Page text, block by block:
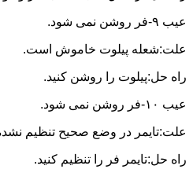
عیب ۹-فر روشن نمی شود.
علت:شعله پیلوت خاموش است.
راه حل:پیلوت را روشن کنید.
عیب ۱۰-فر روشن نمی شود.
علت:تایمر در وضع صحیح تنظیم
راه حل:تایمر فر را تنظیم کنید.